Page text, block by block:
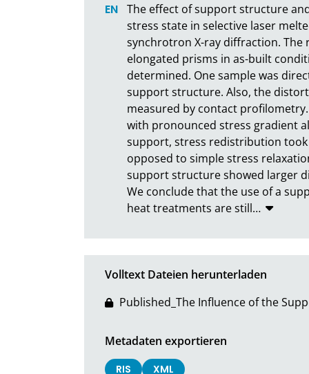
The effect of support structure
stress state in selective laser
synchrotron X-ray diffraction. The
elongated prisms in as-built
determined. One sample was
support structure. Also, the
measured by contact
with pronounced stress gradient
support, stress redistribution
opposed to simple stress
support structure showed larger
We conclude that the use of a
heat treatments are still…
Volltext Dateien herunterladen
Published_The Influence of the
Metadaten exportieren
RIS XML